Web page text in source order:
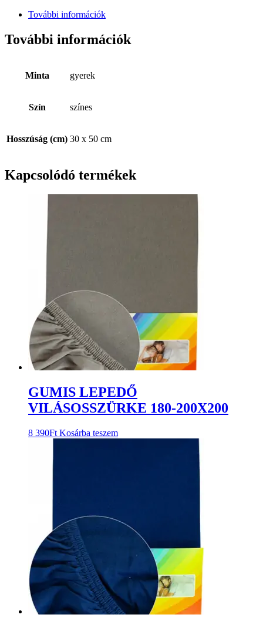
További információk
További információk
Minta gyerek
Szín színes
Hosszúság (cm) 30 x 50 cm
Kapcsolódó termékek
GUMIS LEPEDŐ
VILÁSOSSZÜRKE 180-200X200
8 390Ft Kosárba teszem